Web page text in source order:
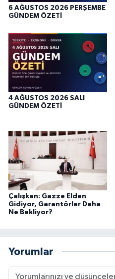
6 AĞUSTOS 2026 PERŞEMBE
GÜNDEM ÖZETİ
4 AĞUSTOS 2026 SALI
GÜNDEM ÖZETİ
Çalışkan: Gazze Elden
Gidiyor, Garantörler Daha
Ne Bekliyor?
Yorumlar